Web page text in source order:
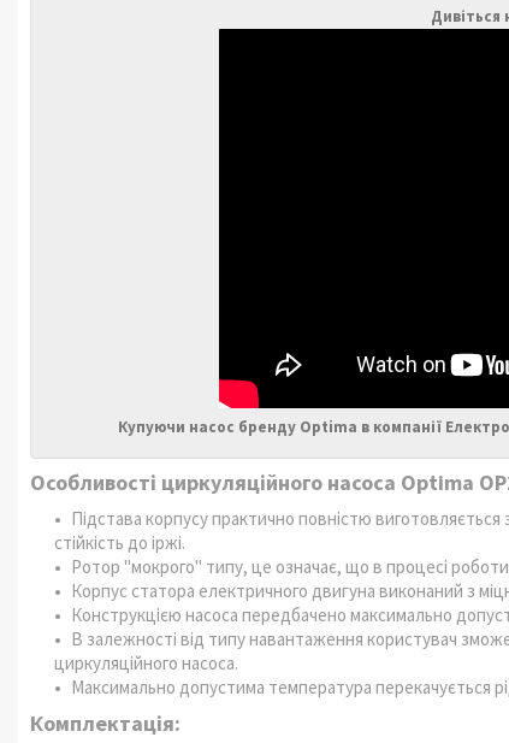
Дивіться
Купуючи насос бренду Optima в компанії
Особливості циркуляційного насоса Optima
Підстава корпусу практично повністю виготовляється
стійкість до іржі.
Ротор "мокрого" типу, це означає, що в процесі
Корпус статора електричного двигуна виконаний з
Конструкцією насоса передбачено максимально
В залежності від типу навантаження користувач
циркуляційного насоса.
Максимально допустима температура перекачується
Комплектація: